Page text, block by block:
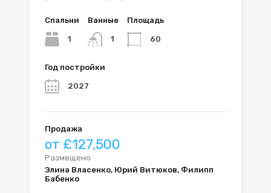
Спальни
1
Ванные
1
Площадь
60
Год постройки
2027
Продажа
от £127,500
Размещено
Элина Власенко, Юрий Витюков, Филипп
Бабенко